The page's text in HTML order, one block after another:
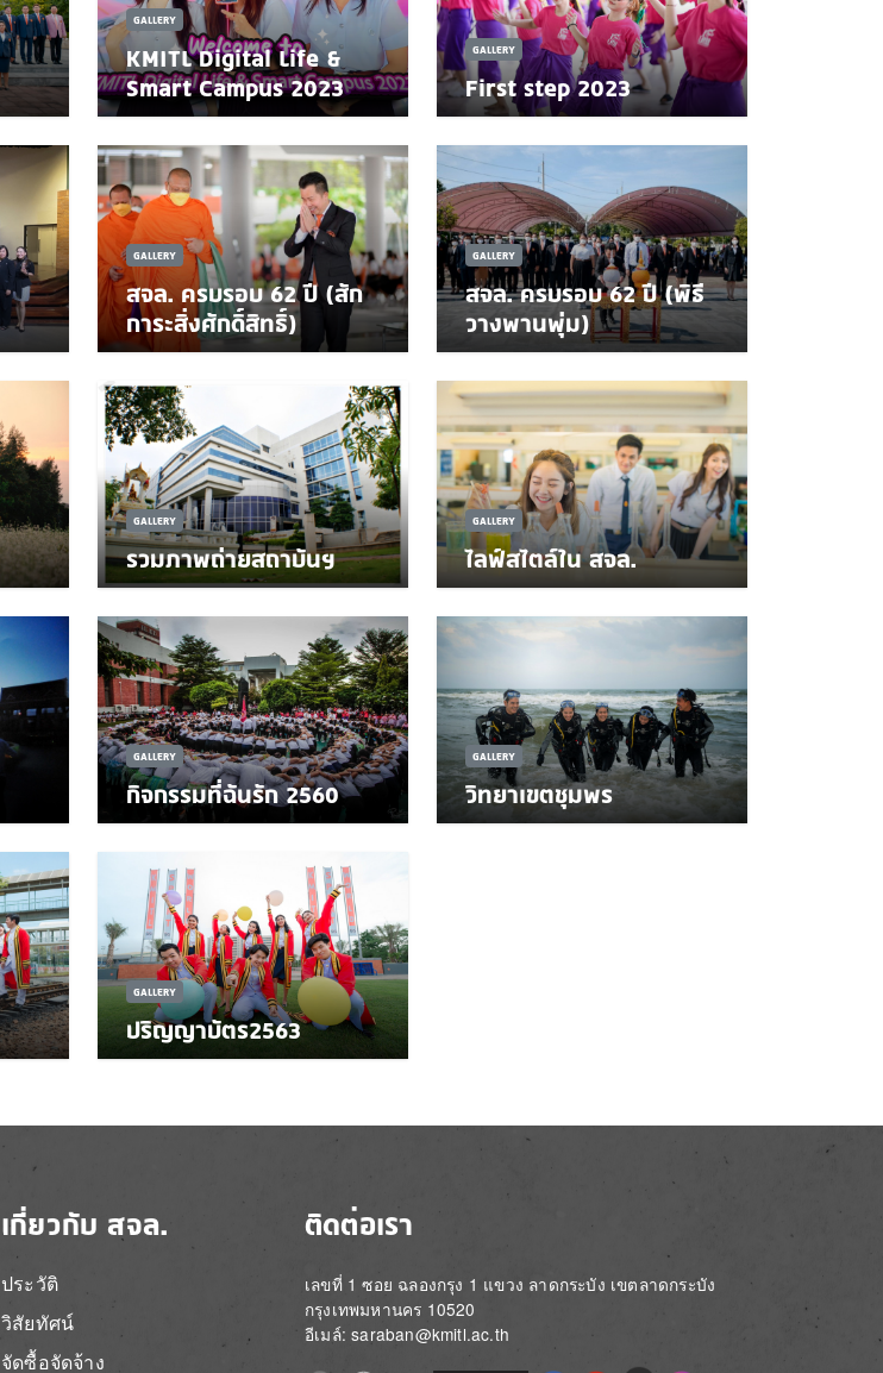
GALLERY
KMITL Digital Life &
Smart Campus 2023
GALLERY
First step 2023
GALLERY
สจล. ครบรอบ 62 ปี (สัก
การะสิ่งศักดิ์สิทธิ์)
GALLERY
สจล. ครบรอบ 62 ปี (พิธี
วางพานพุ่ม)
GALLERY
รวมภาพถ่ายสถาบันฯ
GALLERY
ไลฟ์สไตล์ใน สจล.
GALLERY
กิจกรรมที่ฉันรัก 2560
GALLERY
วิทยาเขตชุมพร
GALLERY
ปริญญาบัตร2563
เกี่ยวกับ สจล.
ประวัติ
วิสัยทัศน์
จัดซื้อจัดจ้าง
ติดต่อเรา
เลขที่ 1 ซอย ฉลองกรุง 1 แขวง ลาดกระบัง เขตลาดกระบัง
กรุงเทพมหานคร 10520
อีเมล์: saraban@kmitl.ac.th